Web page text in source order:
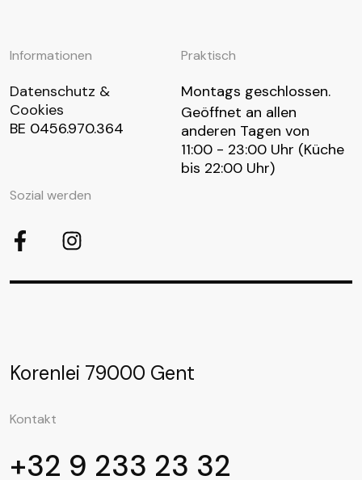
Informationen
Datenschutz &
Cookies
BE 0456.970.364
Sozial werden
Praktisch
Montags geschlossen.
Geöffnet an allen
anderen Tagen von
11:00 - 23:00 Uhr (Küche
bis 22:00 Uhr)
Korenlei 79000 Gent
Kontakt
+32 9 233 23 32